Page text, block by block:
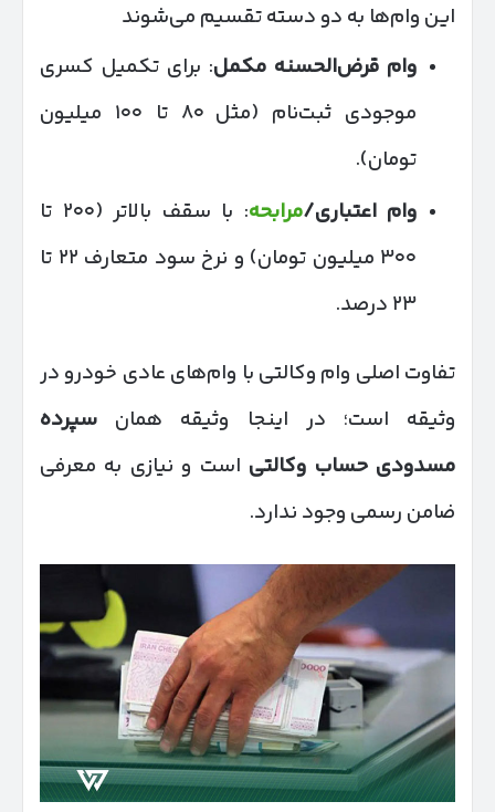
این وام‌ها به دو دسته تقسیم می‌شوند
وام قرض‌الحسنه مکمل: برای تکمیل کسری
موجودی ثبت‌نام (مثل ۸۰ تا ۱۰۰ میلیون
تومان).
وام اعتباری/مرابحه
: با سقف بالاتر (۲۰۰ تا
۳۰۰ میلیون تومان) و نرخ سود متعارف ۲۲ تا
۲۳ درصد.
تفاوت اصلی وام وکالتی با وام‌های عادی خودرو در
وثیقه است؛ در اینجا وثیقه همان سپرده
مسدودی حساب وکالتی است و نیازی به معرفی
ضامن رسمی وجود ندارد.